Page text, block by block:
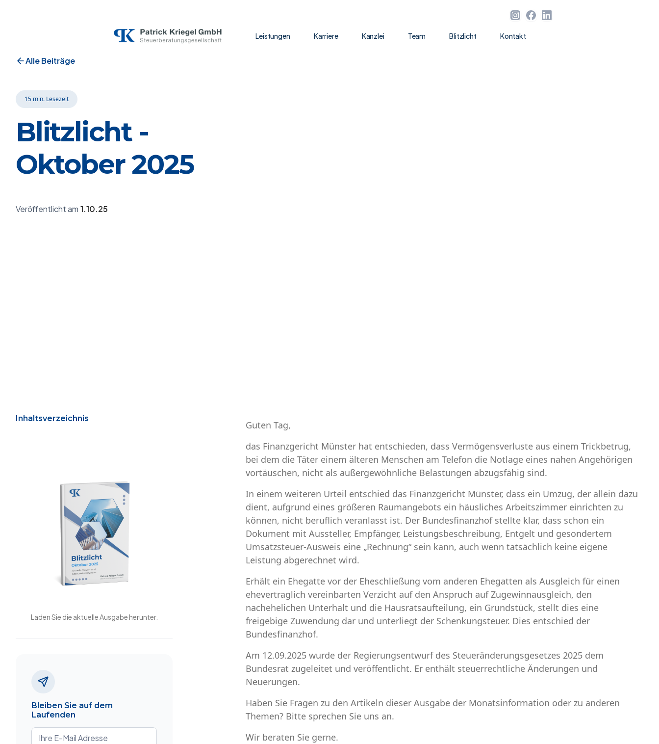
Leistungen Karriere Kanzlei Team Blitzlicht Kontakt
Alle Beiträge
15 min. Lesezeit
Blitzlicht -
Oktober 2025
Veröffentlicht am 1.10.25
Inhaltsverzeichnis
Laden Sie die aktuelle Ausgabe herunter.
Bleiben Sie auf dem
Laufenden
Guten Tag,
das Finanzgericht Münster hat entschieden, dass Vermögensverluste aus einem Trickbetrug,
bei dem die Täter einem älteren Menschen am Telefon die Notlage eines nahen Angehörigen
vortäuschen, nicht als außergewöhnliche Belastungen abzugsfähig sind.
In einem weiteren Urteil entschied das Finanzgericht Münster, dass ein Umzug, der allein dazu
dient, aufgrund eines größeren Raumangebots ein häusliches Arbeitszimmer einrichten zu
können, nicht beruflich veranlasst ist. Der Bundesfinanzhof stellte klar, dass schon ein
Dokument mit Aussteller, Empfänger, Leistungsbeschreibung, Entgelt und gesondertem
Umsatzsteuer-Ausweis eine „Rechnung“ sein kann, auch wenn tatsächlich keine eigene
Leistung abgerechnet wird.
Erhält ein Ehegatte vor der Eheschließung vom anderen Ehegatten als Ausgleich für einen
ehevertraglich vereinbarten Verzicht auf den Anspruch auf Zugewinnausgleich, den
nachehelichen Unterhalt und die Hausratsaufteilung, ein Grundstück, stellt dies eine
freigebige Zuwendung dar und unterliegt der Schenkungsteuer. Dies entschied der
Bundesfinanzhof.
Am 12.09.2025 wurde der Regierungsentwurf des Steueränderungsgesetzes 2025 dem
Bundesrat zugeleitet und veröffentlicht. Er enthält steuerrechtliche Änderungen und
Neuerungen.
Haben Sie Fragen zu den Artikeln dieser Ausgabe der Monatsinformation oder zu anderen
Themen? Bitte sprechen Sie uns an.
Wir beraten Sie gerne.